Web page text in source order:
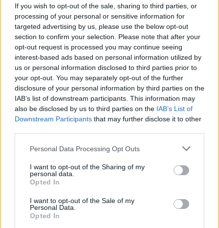
If you wish to opt-out of the sale, sharing to third parties, or
processing of your personal or sensitive information for
targeted advertising by us, please use the below opt-out
section to confirm your selection. Please note that after your
opt-out request is processed you may continue seeing
interest-based ads based on personal information utilized by
us or personal information disclosed to third parties prior to
your opt-out. You may separately opt-out of the further
disclosure of your personal information by third parties on the
IAB’s list of downstream participants. This information may
also be disclosed by us to third parties on the IAB’s List of
Downstream Participants that may further disclose it to other
Please note that this website/app uses one or more Google
not limited to your visit or usage behaviour. You may click to
grant or deny consent to Google and its third-party tags to
use your data for below specified purposes in below Google
consent section.
Personal Data Processing Opt Outs
I want to opt-out of the Sharing of my
personal data.
Opted In
I want to opt-out of the Sale of my
Personal Data.
Opted In
– Erre a sikeres együttműködésre építve a két
tradicionális észak-pesti klub megállapodást kötött
az MLSZ által kialakított kooperációs szerződés
keretei között. Ennek értelmében az idei szezonban
több - 2004-es születésű vagy annál fiatalabb -
labdarúgónk a számára az éppen legelőnyösebb
megoldás szerint lép pályára az NB I-ben vagy az NB
II-ben– írják.
Zárásként hozzáteszik, hogy a szabályok
értelmében egy fordulóban összesen legfeljebb öt
labdarúgó szerepelhet majd a BVSC csapatában, NB
Olvastad már?